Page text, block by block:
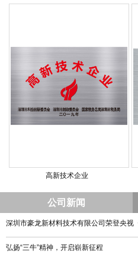
高新技术企业
公司新闻
深圳市豪龙新材料技术有限公司荣登央视
弘扬“三牛”精神，开启崭新征程